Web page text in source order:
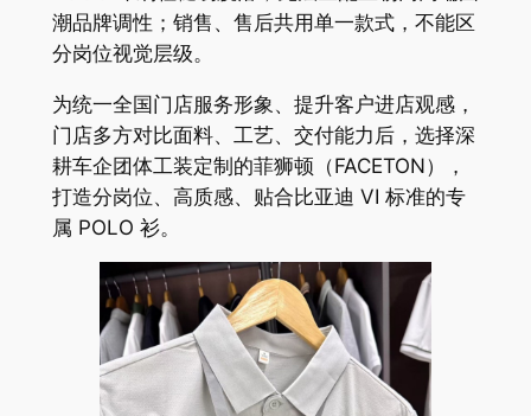
潮品牌调性；销售、售后共用单一款式，不能区
分岗位视觉层级。
为统一全国门店服务形象、提升客户进店观感，
门店多方对比面料、工艺、交付能力后，选择深
耕车企团体工装定制的菲狮顿（FACETON），
打造分岗位、高质感、贴合比亚迪 VI 标准的专
属 POLO 衫。